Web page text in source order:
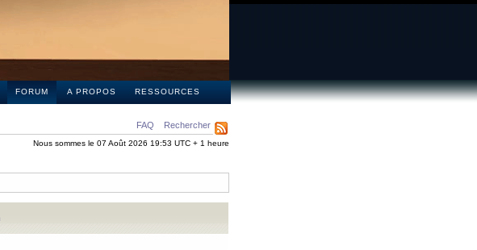
FORUM A PROPOS RESSOURCES
FAQ Rechercher
Nous sommes le 07 Août 2026 19:53 UTC + 1 heure